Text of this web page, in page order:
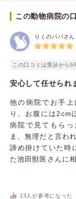
この動物病院の
りくのパパさ
この口コミは受診から5
安心して任せられ
他の病院でお手
り、お腹には2cm
病院で見てもら
ま、無理だと言わ
諦め掛けていた時
た池田獣医さんに
13 人が参考になった